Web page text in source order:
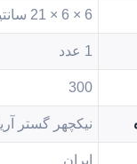
6 × 6 × 21 سانتیمتر
1 عدد
300
نیکچهر گستر
ایران